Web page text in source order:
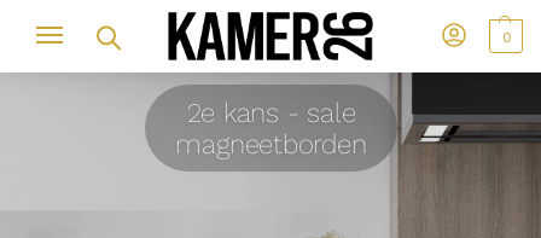
0
2e kans - sale
magneetborden